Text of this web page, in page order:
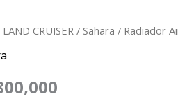
LAND CRUISER / Sahara / Radiador